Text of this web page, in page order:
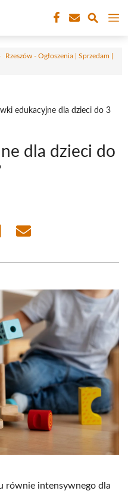
Rzeszów - Ogłoszenia | Sprzedam |
edukacyjne dla dzieci do 3
dla dzieci do
Share
równie intensywnego dla